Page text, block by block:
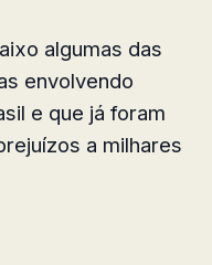
algumas das
envolvendo
e que já foram
a milhares